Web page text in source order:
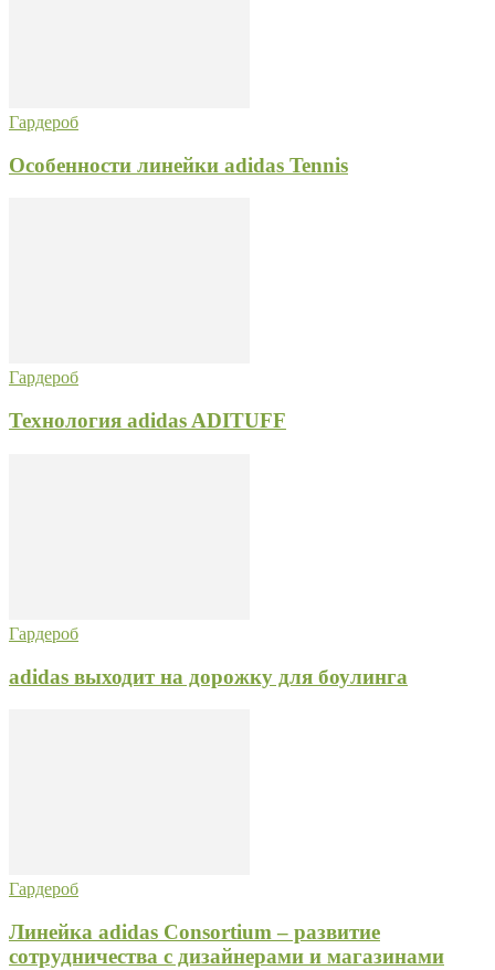
Гардероб
Особенности линейки adidas Tennis
Гардероб
Технология adidas ADITUFF
Гардероб
adidas выходит на дорожку для боулинга
Гардероб
Линейка adidas Consortium – развитие
сотрудничества с дизайнерами и магазинами